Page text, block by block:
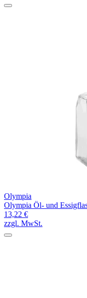
Olympia
Olympia Öl- und
13,22 €
zzgl. MwSt.